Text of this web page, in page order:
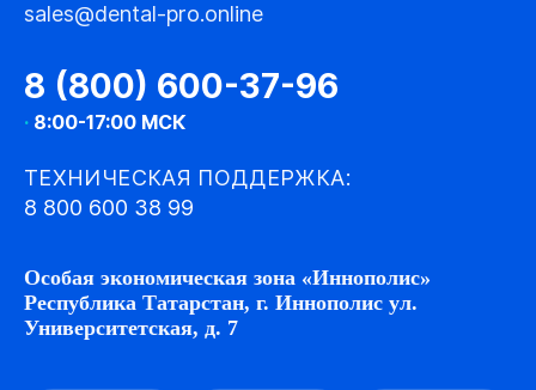
sales@dental-pro.online
8 (800) 600-37-96
· 8:00-17:00 МСК
ТЕХНИЧЕСКАЯ ПОДДЕРЖКА:
8 800 600 38 99
Особая экономическая зона «Иннополис»
Республика Татарстан, г. Иннополис ул.
Университетская, д. 7